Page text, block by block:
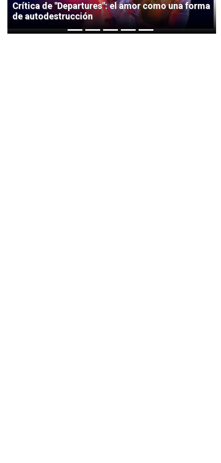
Crítica de "Departures": el amor como una forma
de autodestrucción